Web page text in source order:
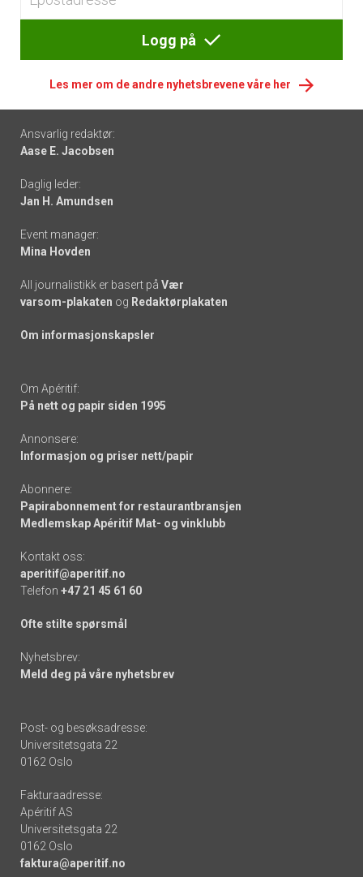
Logg på
Les mer om de andre nyhetsbrevene våre her
Footer
-
links
Ansvarlig redaktør:
Aase E. Jacobsen
Daglig leder:
Jan H. Amundsen
Event manager:
Mina Hovden
All journalistikk er basert på Vær
varsom-plakaten og Redaktørplakaten
Om informasjonskapsler
Om Apéritif:
På nett og papir siden 1995
Annonsere:
Informasjon og priser nett/papir
Abonnere:
Papirabonnement for restaurantbransjen
Medlemskap Apéritif Mat- og vinklubb
Kontakt oss:
aperitif@aperitif.no
Telefon +47 21 45 61 60
Ofte stilte spørsmål
Nyhetsbrev:
Meld deg på våre nyhetsbrev
Post- og besøksadresse:
Universitetsgata 22
0162 Oslo
Fakturaadresse:
Apéritif AS
Universitetsgata 22
0162 Oslo
faktura@aperitif.no